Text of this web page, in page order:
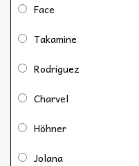
Face
Takamine
Rodriguez
Charvel
Höhner
Jolana